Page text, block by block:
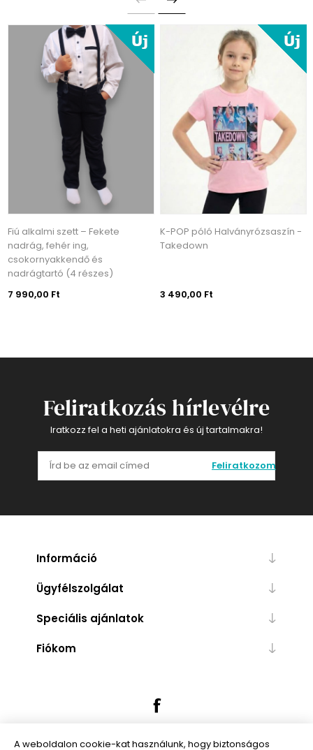
Fiú alkalmi szett – Fekete
nadrág, fehér ing,
csokornyakkendő és
nadrágtartó (4 részes)
7 990,00 Ft
K-POP póló Halványrózsaszín -
Takedown
3 490,00 Ft
Feliratkozás hírlevélre
Iratkozz fel a heti ajánlatokra és új tartalmakra!
Feliratkozom
Információ
Ügyfélszolgálat
Speciális ajánlatok
Fiókom
A weboldalon cookie-kat használunk, hogy biztonságos